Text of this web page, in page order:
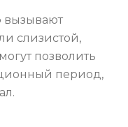
слизистой,
позволить
период,